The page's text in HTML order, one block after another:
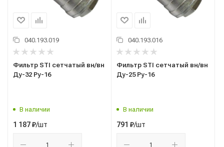
040.193.019
Фильтр STI сетчатый вн/вн
Ду-32 Ру-16
В наличии
1 187₽/шт
040.193.016
Фильтр STI сетчатый вн/вн
Ду-25 Ру-16
В наличии
791 ₽/шт